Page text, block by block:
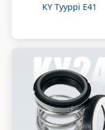
KY Tyyppi E41